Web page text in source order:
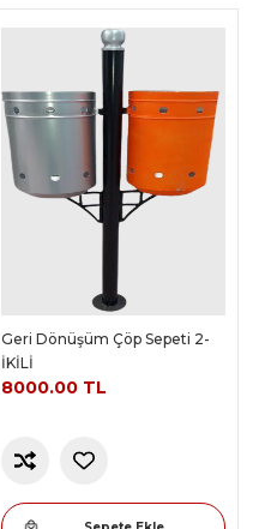
Geri Dönüşüm Çöp Sepeti 2-
İKİLİ
8000.00 TL